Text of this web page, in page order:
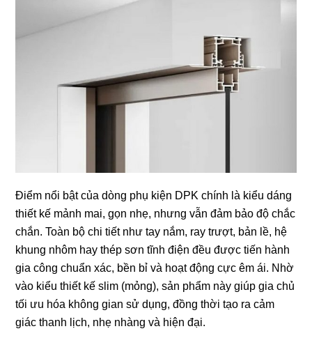
Điểm nổi bật của dòng phụ kiện DPK chính là kiểu dáng
thiết kế mảnh mai, gọn nhẹ, nhưng vẫn đảm bảo độ chắc
chắn. Toàn bộ chi tiết như tay nắm, ray trượt, bản lề, hệ
khung nhôm hay thép sơn tĩnh điện đều được tiến hành
gia công chuẩn xác, bền bỉ và hoạt động cực êm ái. Nhờ
vào kiểu thiết kế slim (mỏng), sản phẩm này giúp gia chủ
tối ưu hóa không gian sử dụng, đồng thời tạo ra cảm
giác thanh lịch, nhẹ nhàng và hiện đại.